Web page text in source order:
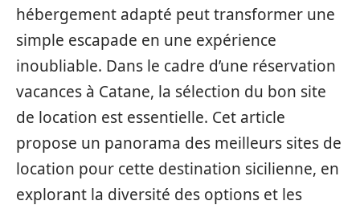
hébergement adapté peut transformer une
simple escapade en une expérience
inoubliable. Dans le cadre d’une réservation
vacances à Catane, la sélection du bon site
de location est essentielle. Cet article
propose un panorama des meilleurs sites de
location pour cette destination sicilienne, en
explorant la diversité des options et les